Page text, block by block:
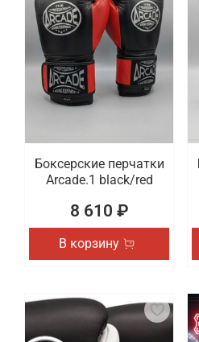
Боксерские перчатки
Arcade.1 black/red
8 610 ₽
В корзину